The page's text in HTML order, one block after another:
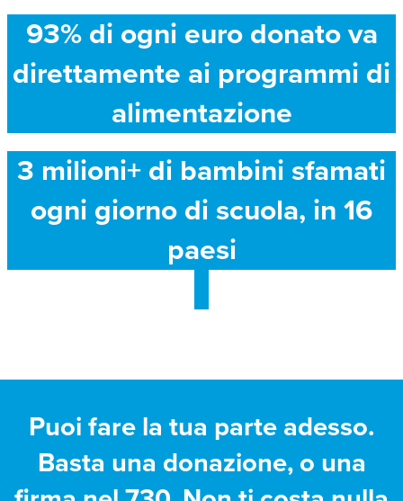
93% di ogni euro donato va
direttamente ai programmi di
alimentazione
3 milioni+ di bambini sfamati
ogni giorno di scuola, in 16
paesi
Puoi fare la tua parte adesso.
Basta una donazione, o una